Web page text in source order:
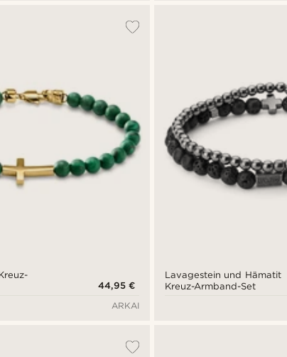
44,95 €
ARKAI
Lavagestein und Hämatit
Kreuz-Armband-Set